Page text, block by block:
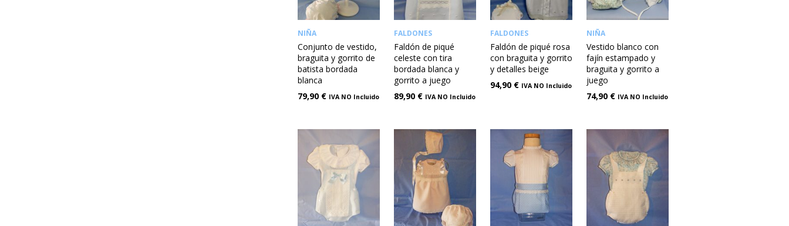
NIÑA
Conjunto de vestido,
braguita y gorrito de
batista bordada
blanca
79,90 € IVA NO Incluido
FALDONES
Faldón de piqué
celeste con tira
bordada blanca y
gorrito a juego
89,90 € IVA NO Incluido
FALDONES
Faldón de piqué rosa
con braguita y gorrito
y detalles beige
94,90 € IVA NO Incluido
NIÑA
Vestido blanco con
fajín estampado y
braguita y gorrito a
juego
74,90 € IVA NO Incluido